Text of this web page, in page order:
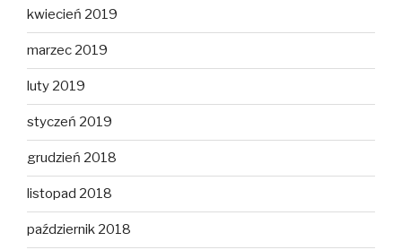
kwiecień 2019
marzec 2019
luty 2019
styczeń 2019
grudzień 2018
listopad 2018
październik 2018